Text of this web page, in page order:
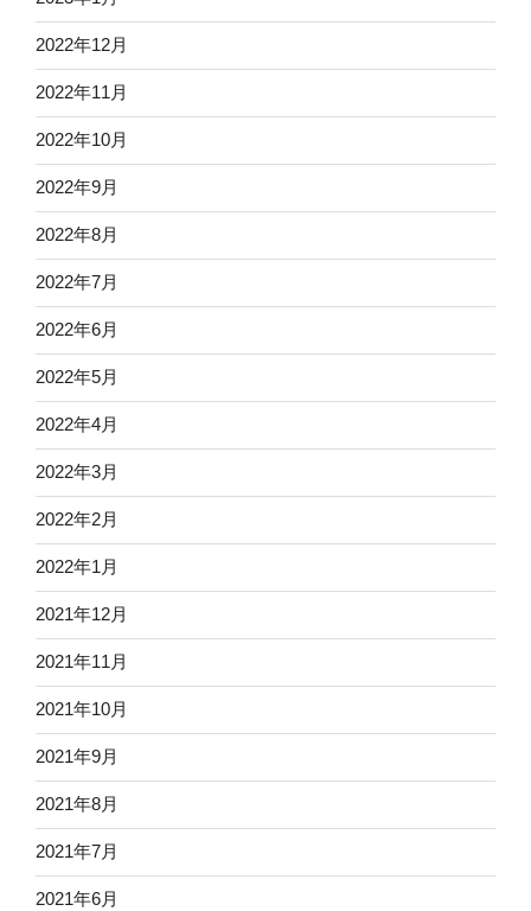
2022年12月
2022年11月
2022年10月
2022年9月
2022年8月
2022年7月
2022年6月
2022年5月
2022年4月
2022年3月
2022年2月
2022年1月
2021年12月
2021年11月
2021年10月
2021年9月
2021年8月
2021年7月
2021年6月